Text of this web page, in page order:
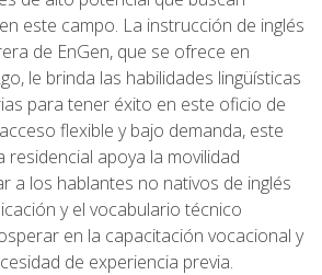
este campo. La instrucción de inglés
de EnGen, que se ofrece en
le brinda las habilidades lingüísticas
para tener éxito en este oficio de
flexible y bajo demanda, este
residencial apoya la movilidad
a los hablantes no nativos de inglés
y el vocabulario técnico
en la capacitación vocacional y
de experiencia previa.